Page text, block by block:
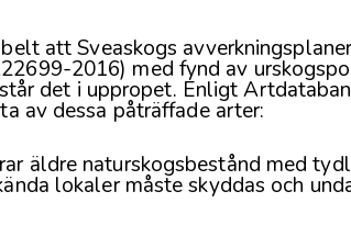
att Sveaskogs
2016) med fynd av
det i uppropet. Enligt
av dessa påträffade arter:
äldre naturskogsbestånd med
lokaler måste skyddas och